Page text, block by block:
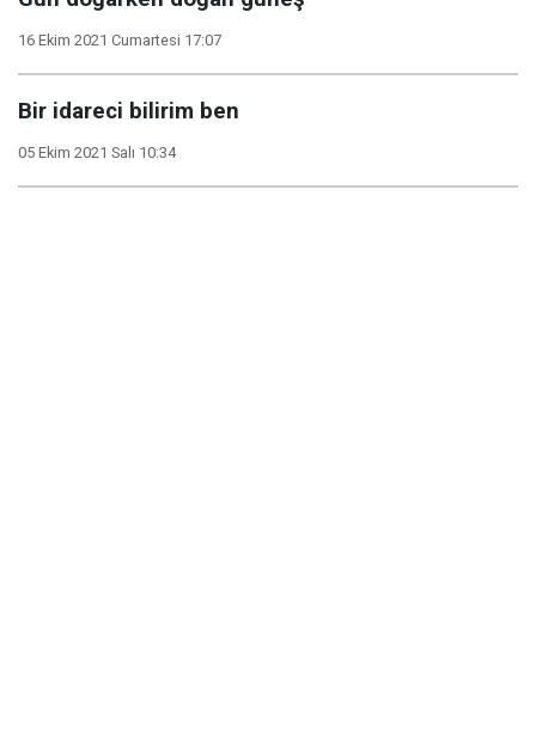
16 Ekim 2021 Cumartesi 17:07
Bir idareci bilirim ben
05 Ekim 2021 Salı 10:34